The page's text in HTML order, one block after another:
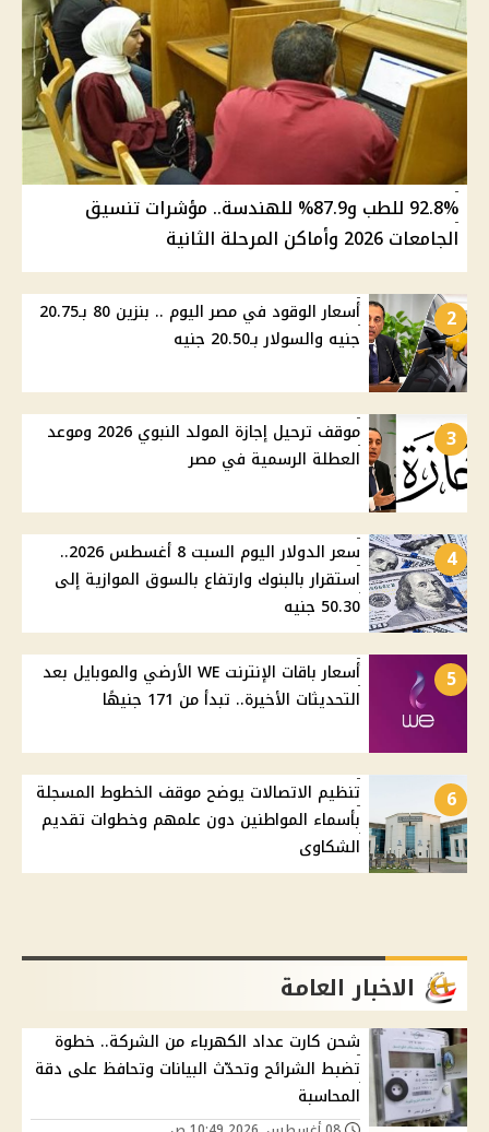
92.8% للطب و87.9% للهندسة.. مؤشرات تنسيق
الجامعات 2026 وأماكن المرحلة الثانية
2
أسعار الوقود في مصر اليوم .. بنزين 80 بـ20.75
جنيه والسولار بـ20.50 جنيه
3
موقف ترحيل إجازة المولد النبوي 2026 وموعد
العطلة الرسمية في مصر
4
سعر الدولار اليوم السبت 8 أغسطس 2026..
استقرار بالبنوك وارتفاع بالسوق الموازية إلى
50.30 جنيه
5
أسعار باقات الإنترنت WE الأرضي والموبايل بعد
التحديثات الأخيرة.. تبدأ من 171 جنيهًا
6
تنظيم الاتصالات يوضح موقف الخطوط المسجلة
بأسماء المواطنين دون علمهم وخطوات تقديم
الشكاوى
الاخبار العامة
شحن كارت عداد الكهرباء من الشركة.. خطوة
تضبط الشرائح وتحدّث البيانات وتحافظ على دقة
المحاسبة